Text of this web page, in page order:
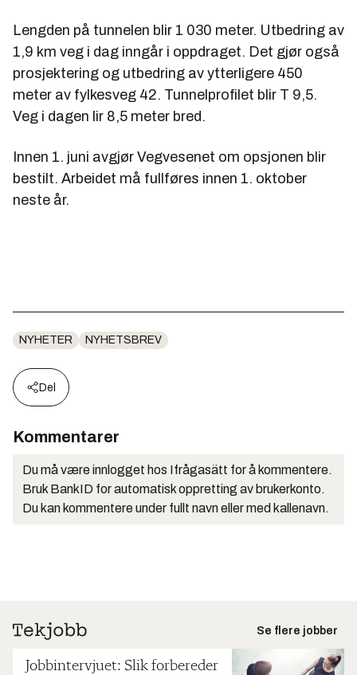
Lengden på tunnelen blir 1 030 meter. Utbedring av
1,9 km veg i dag inngår i oppdraget. Det gjør også
prosjektering og utbedring av ytterligere 450
meter av fylkesveg 42. Tunnelprofilet blir T 9,5.
Veg i dagen lir 8,5 meter bred.
Innen 1. juni avgjør Vegvesenet om opsjonen blir
bestilt. Arbeidet må fullføres innen 1. oktober
neste år.
NYHETER NYHETSBREV
Del
Kommentarer
Du må være innlogget hos Ifrågasätt for å kommentere.
Bruk BankID for automatisk oppretting av brukerkonto.
Du kan kommentere under fullt navn eller med kallenavn.
Se flere jobber
Jobbintervjuet: Slik forbereder